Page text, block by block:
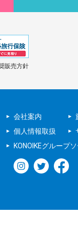
販売方針
会社案内
個人情報取扱
KONOIKEグループ